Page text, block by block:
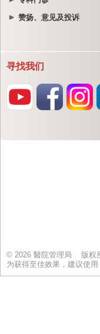
赞扬、意见及投诉
寻找我们
© 2026 醫院管理局 版
为获得至佳效果，建议使